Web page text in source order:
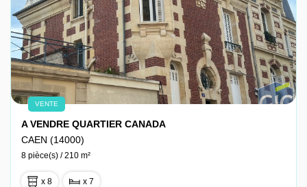
VENTE
A VENDRE QUARTIER CANADA
CAEN (14000)
8 pièce(s) / 210 m²
x 8 x 7